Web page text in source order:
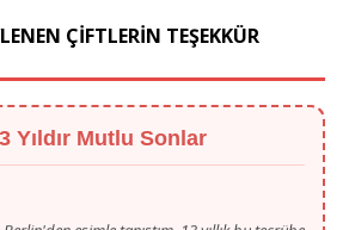
ÇİFTLERİN TEŞEKKÜR
Yıldır Mutlu Sonlar
eşimle tanıştım, 13 yıllık bu tecrübe